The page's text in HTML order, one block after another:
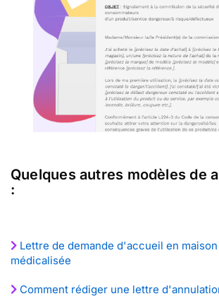
Quelques autres modèles de
:
Lettre de demande d'accueil en
médicalisée
Comment rédiger une lettre